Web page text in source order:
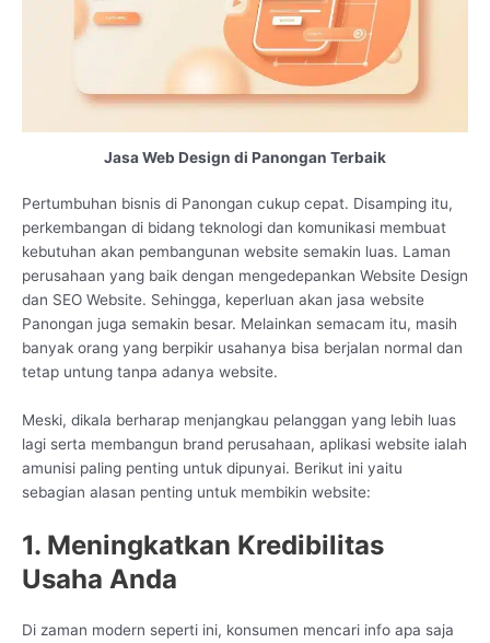
Jasa Web Design di Panongan Terbaik
Pertumbuhan bisnis di Panongan cukup cepat. Disamping itu,
perkembangan di bidang teknologi dan komunikasi membuat
kebutuhan akan pembangunan website semakin luas. Laman
perusahaan yang baik dengan mengedepankan Website Design
dan SEO Website. Sehingga, keperluan akan jasa website
Panongan juga semakin besar. Melainkan semacam itu, masih
banyak orang yang berpikir usahanya bisa berjalan normal dan
tetap untung tanpa adanya website.
Meski, dikala berharap menjangkau pelanggan yang lebih luas
lagi serta membangun brand perusahaan, aplikasi website ialah
amunisi paling penting untuk dipunyai. Berikut ini yaitu
sebagian alasan penting untuk membikin website:
1. Meningkatkan Kredibilitas
Usaha Anda
Di zaman modern seperti ini, konsumen mencari info apa saja